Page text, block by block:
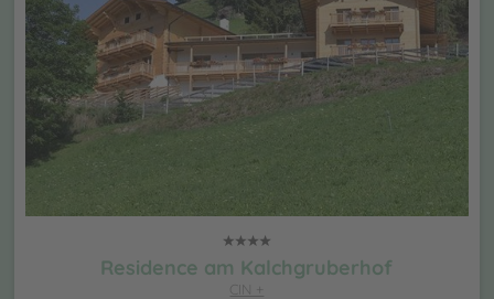
Residence am Kalchgruberhof
CIN +